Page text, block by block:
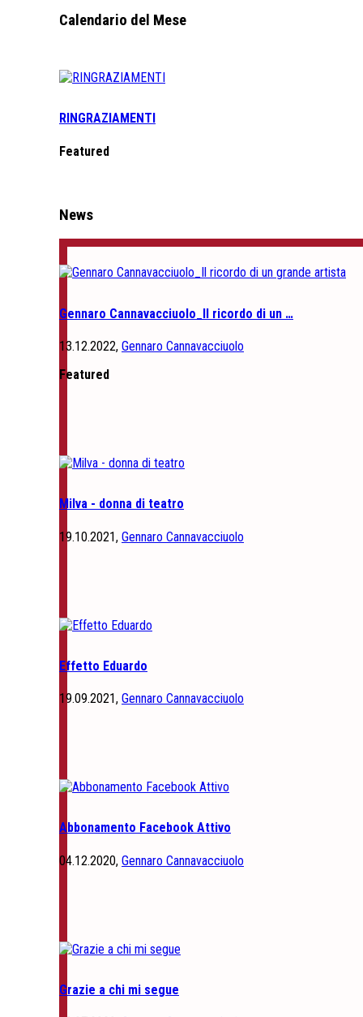
Calendario del Mese
RINGRAZIAMENTI
Featured
News
Gennaro Cannavacciuolo_Il ricordo di un …
13.12.2022, Gennaro Cannavacciuolo
Featured
Milva - donna di teatro
19.10.2021, Gennaro Cannavacciuolo
Effetto Eduardo
19.09.2021, Gennaro Cannavacciuolo
Abbonamento Facebook Attivo
04.12.2020, Gennaro Cannavacciuolo
Grazie a chi mi segue